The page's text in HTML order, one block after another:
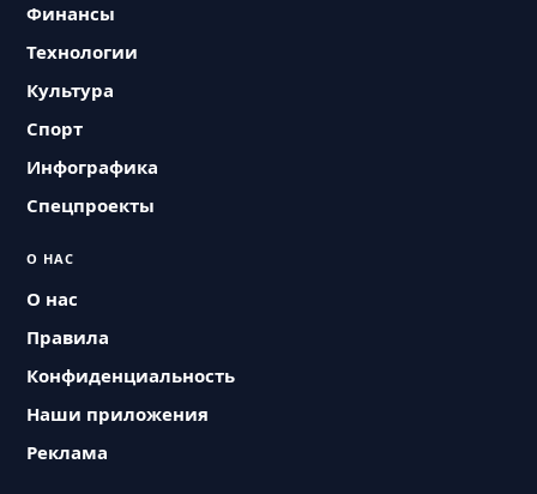
Финансы
Технологии
Культура
Спорт
Инфографика
Спецпроекты
О НАС
О нас
Правила
Конфиденциальность
Наши приложения
Реклама